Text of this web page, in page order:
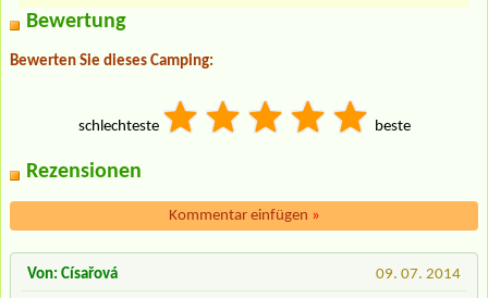
Bewertung
Bewerten Sie dieses Camping:
schlechteste beste
Rezensionen
Kommentar einfügen »
09. 07. 2014
Von: Císařová